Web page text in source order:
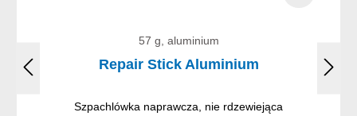
57 g, aluminium
Repair Stick Aluminium
Szpachlówka naprawcza, nie rdzewiejąca